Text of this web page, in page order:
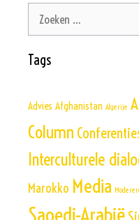
Zoek
naar:
Tags
Advies Afghanistan Algerije
Column
Interculturele
Marokko Media
Saoedi-Arabië